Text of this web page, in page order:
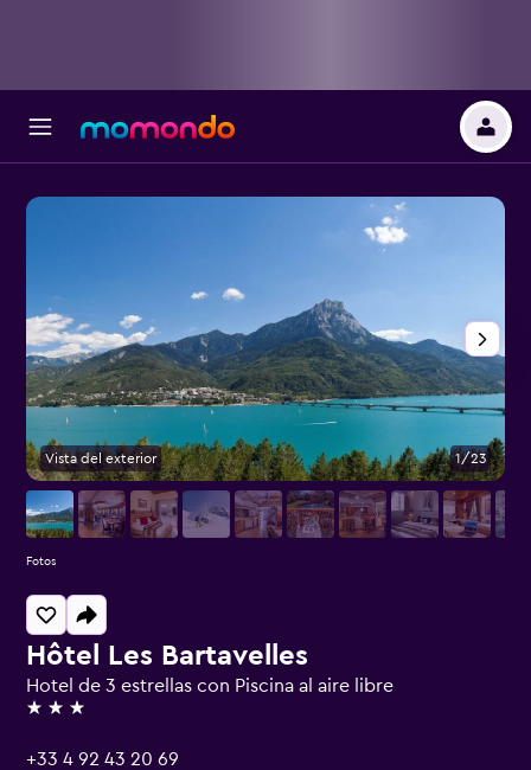
Hôtel Les Bartavelles
Hotel de 3 estrellas con Piscina al aire libre
3 estrellas
+33 4 92 43 20 69
Vista del exterior 1/23
Fotos